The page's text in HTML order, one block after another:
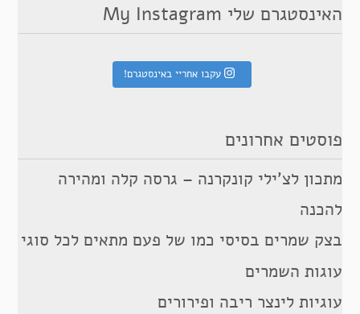
האינסטגרם שלי My Instagram
עקבו אחריי באינסטגרם!
פוסטים אחרונים
מתכון לצ’ילי קונקרנה – גרסה קלה ומהירה
להכנה
בצק שמרים בסיסי כמו של פעם מתאים לכל סוגי
עוגות השמרים
עוגיות לינצר ריבה ופירורים